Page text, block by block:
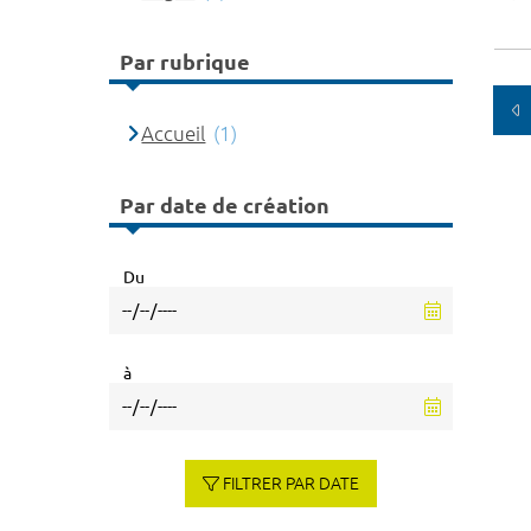
Par rubrique
Accueil (1)
Par date de création
Du
à
FILTRER PAR DATE